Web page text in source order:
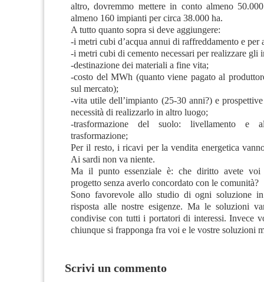
altro, dovremmo mettere in conto almeno
almeno 160 impianti per circa 38.000 ha.
A tutto quanto sopra si deve aggiungere:
-i metri cubi d’acqua annui di raffreddamento e per
-i metri cubi di cemento necessari per realizzare gli
-destinazione dei materiali a fine vita;
-costo del MWh (quanto viene pagato al
sul mercato);
-vita utile dell’impianto (25-30 anni?) e
necessità di realizzarlo in altro luogo;
-trasformazione del suolo: livellamento e
trasformazione;
Per il resto, i ricavi per la vendita energetica
Ai sardi non va niente.
Ma il punto essenziale è: che diritto avete
progetto senza averlo concordato con le comunità?
Sono favorevole allo studio di ogni soluzione
risposta alle nostre esigenze. Ma le soluzioni
condivise con tutti i portatori di interessi. Invece
chiunque si frapponga fra voi e le vostre soluzioni
Scrivi un commento